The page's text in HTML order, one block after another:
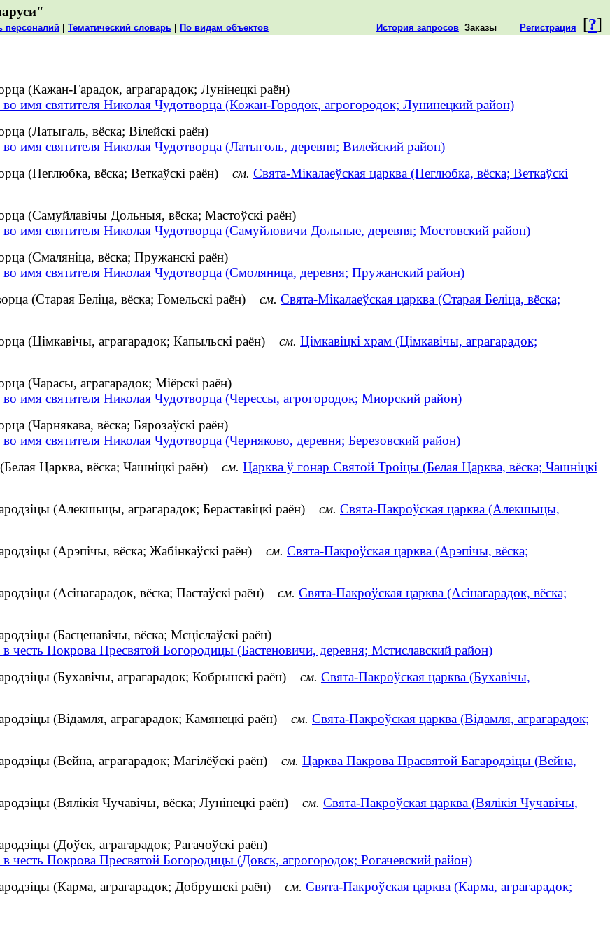
[?]
персоналий Тематический словарь По видам объектов История запросов Заказы Регистрация
(Кажан-Гарадок, аграгарадок; Лунінецкі раён)
имя святителя Николая Чудотворца (Кожан-Городок, агрогородок; Лунинецкий район)
(Латыгаль, вёска; Вілейскі раён)
имя святителя Николая Чудотворца (Латыголь, деревня; Вилейский район)
(Неглюбка, вёска; Веткаўскі раён) см. Свята-Мікалаеўская царква (Неглюбка, вёска; Веткаўскі
(Самуйлавічы Дольныя, вёска; Мастоўскі раён)
имя святителя Николая Чудотворца (Самуйловичи Дольные, деревня; Мостовский район)
(Смаляніца, вёска; Пружанскі раён)
имя святителя Николая Чудотворца (Смоляница, деревня; Пружанский район)
(Старая Беліца, вёска; Гомельскі раён) см. Свята-Мікалаеўская царква (Старая Беліца, вёска;
(Цімкавічы, аграгарадок; Капыльскі раён) см. Цімкавіцкі храм (Цімкавічы, аграгарадок;
(Чарасы, аграгарадок; Міёрскі раён)
имя святителя Николая Чудотворца (Черессы, агрогородок; Миорский район)
(Чарнякава, вёска; Бярозаўскі раён)
имя святителя Николая Чудотворца (Черняково, деревня; Березовский район)
Царква, вёска; Чашніцкі раён) см. Царква ў гонар Святой Троіцы (Белая Царква, вёска; Чашніцкі
(Алекшыцы, аграгарадок; Бераставіцкі раён) см. Свята-Пакроўская царква (Алекшыцы,
(Арэпічы, вёска; Жабінкаўскі раён) см. Свята-Пакроўская царква (Арэпічы, вёска;
(Асінагарадок, вёска; Пастаўскі раён) см. Свята-Пакроўская царква (Асінагарадок, вёска;
(Басценавічы, вёска; Мсціслаўскі раён)
честь Покрова Пресвятой Богородицы (Бастеновичи, деревня; Мстиславский район)
(Бухавічы, аграгарадок; Кобрынскі раён) см. Свята-Пакроўская царква (Бухавічы,
(Відамля, аграгарадок; Камянецкі раён) см. Свята-Пакроўская царква (Відамля, аграгарадок;
(Вейна, аграгарадок; Магілёўскі раён) см. Царква Пакрова Прасвятой Багародзіцы (Вейна,
(Вялікія Чучавічы, вёска; Лунінецкі раён) см. Свята-Пакроўская царква (Вялікія Чучавічы,
(Доўск, аграгарадок; Рагачоўскі раён)
честь Покрова Пресвятой Богородицы (Довск, агрогородок; Рогачевский район)
(Карма, аграгарадок; Добрушскі раён) см. Свята-Пакроўская царква (Карма, аграгарадок;